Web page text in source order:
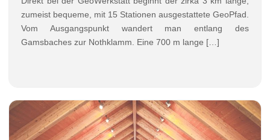
zumeist bequeme, mit 15 Stationen ausgestattete GeoPfad.
Vom Ausgangspunkt wandert man entlang des
Gamsbaches zur Nothklamm. Eine 700 m lange […]